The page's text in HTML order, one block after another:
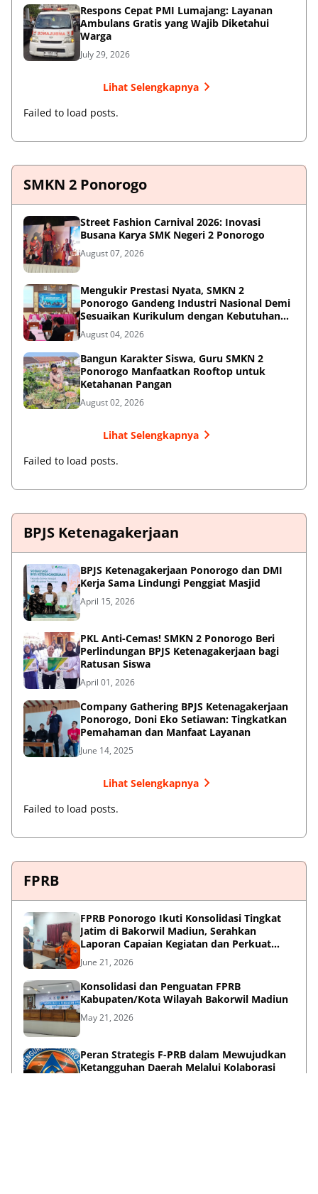
Respons Cepat PMI Lumajang: Layanan
Ambulans Gratis yang Wajib Diketahui
Warga
July 29, 2026
Lihat Selengkapnya
Failed to load posts.
SMKN 2 Ponorogo
Street Fashion Carnival 2026: Inovasi
Busana Karya SMK Negeri 2 Ponorogo
August 07, 2026
Mengukir Prestasi Nyata, SMKN 2
Ponorogo Gandeng Industri Nasional Demi
Sesuaikan Kurikulum dengan Kebutuhan
Dunia Kerja
August 04, 2026
Bangun Karakter Siswa, Guru SMKN 2
Ponorogo Manfaatkan Rooftop untuk
Ketahanan Pangan
August 02, 2026
Lihat Selengkapnya
Failed to load posts.
BPJS Ketenagakerjaan
BPJS Ketenagakerjaan Ponorogo dan DMI
Kerja Sama Lindungi Penggiat Masjid
April 15, 2026
PKL Anti-Cemas! SMKN 2 Ponorogo Beri
Perlindungan BPJS Ketenagakerjaan bagi
Ratusan Siswa
April 01, 2026
Company Gathering BPJS Ketenagakerjaan
Ponorogo, Doni Eko Setiawan: Tingkatkan
Pemahaman dan Manfaat Layanan
June 14, 2025
Lihat Selengkapnya
Failed to load posts.
FPRB
FPRB Ponorogo Ikuti Konsolidasi Tingkat
Jatim di Bakorwil Madiun, Serahkan
Laporan Capaian Kegiatan dan Perkuat
Sinergi Pentahelix
June 21, 2026
Konsolidasi dan Penguatan FPRB
Kabupaten/Kota Wilayah Bakorwil Madiun
May 21, 2026
Peran Strategis F-PRB dalam Mewujudkan
Ketangguhan Daerah Melalui Kolaborasi